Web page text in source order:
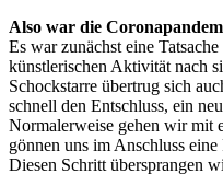
Also war die
Es war zunächst eine
künstlerischen Aktivität nach
Schockstarre übertrug sich
schnell den Entschluss, ein
Normalerweise gehen wir mit
gönnen uns im Anschluss
Diesen Schritt übersprangen